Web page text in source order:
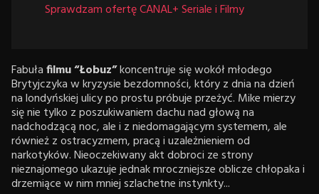
Sprawdzam ofertę CANAL+ Seriale i Filmy
Fabułafilmu “Łobuz”koncentruje się wokół młodego
Brytyjczyka w kryzysie bezdomności, który z dnia na dzień
na londyńskiej ulicy po prostu próbuje przeżyć. Mike mierzy
się nie tylko z poszukiwaniem dachu nad głową na
nadchodzącą noc, ale i z niedomagającym systemem, ale
również z ostracyzmem, pracą i uzależnieniem od
narkotyków. Nieoczekiwany akt dobroci ze strony
nieznajomego ukazuje jednak mroczniejsze oblicze chłopaka i
drzemiące w nim mniej szlachetne instynkty...